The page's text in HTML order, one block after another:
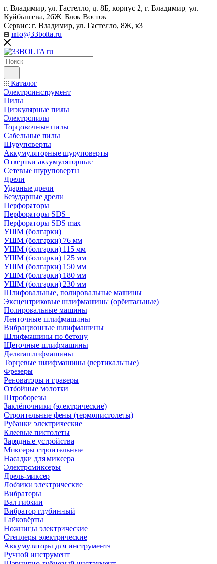
г. Владимир, ул. Гастелло, д. 8Б, корпус 2, г. Владимир, ул. ​
Куйбышева, 26Ж, Блок Восток
Сервис: г. Владимир, ул. Гастелло, 8Ж, к3
info@33bolta.ru
Каталог
Электроинструмент
Пилы
Циркулярные пилы
Электропилы
Торцовочные пилы
Сабельные пилы
Шуруповерты
Аккумуляторные шуруповерты
Отвертки аккумуляторные
Сетевые шуруповерты
Дрели
Ударные дрели
Безударные дрели
Перфораторы
Перфораторы SDS+
Перфораторы SDS max
УШМ (болгарки)
УШМ (болгарки) 76 мм
УШМ (болгарки) 115 мм
УШМ (болгарки) 125 мм
УШМ (болгарки) 150 мм
УШМ (болгарки) 180 мм
УШМ (болгарки) 230 мм
Шлифовальные, полировальные машины
Эксцентриковые шлифмашины (орбитальные)
Полировальные машины
Ленточные шлифмашины
Вибрационные шлифмашины
Шлифмашины по бетону
Щеточные шлифмашины
Дельташлифмашины
Торцевые шлифмашины (вертикальные)
Фрезеры
Реноваторы и граверы
Отбойные молотки
Штроборезы
Заклёпочники (электрические)
Строительные фены (термопистолеты)
Рубанки электрические
Клеевые пистолеты
Зарядные устройства
Миксеры строительные
Насадки для миксера
Электромиксеры
Дрель-миксер
Лобзики электрические
Вибраторы
Вал гибкий
Вибратор глубинный
Гайковёрты
Ножницы электрические
Степлеры электрические
Аккумуляторы для инструмента
Ручной инструмент